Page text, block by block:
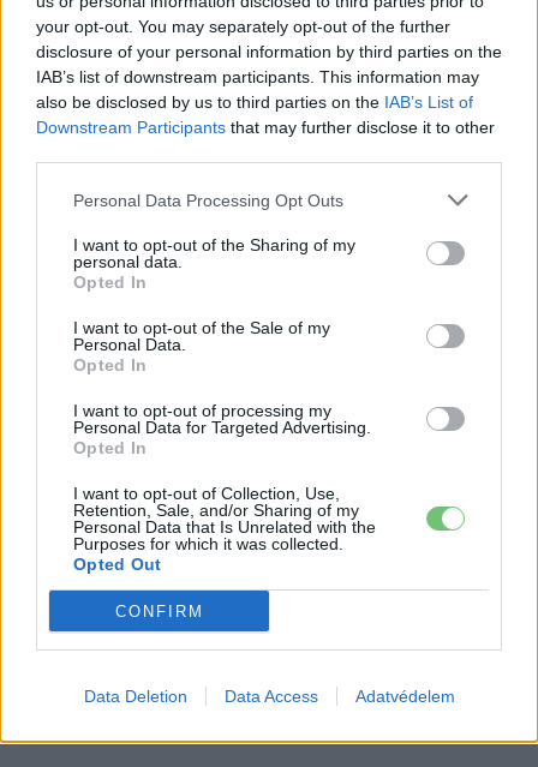
your opt-out. You may separately opt-out of the further
disclosure of your personal information by third parties on the
IAB’s list of downstream participants. This information may
also be disclosed by us to third parties on the IAB’s List of
Downstream Participants that may further disclose it to other
Personal Data Processing Opt Outs
I want to opt-out of the Sharing of my
personal data.
Opted In
I want to opt-out of the Sale of my
Personal Data.
Opted In
I want to opt-out of processing my
Personal Data for Targeted Advertising.
Opted In
I want to opt-out of Collection, Use,
Retention, Sale, and/or Sharing of my
Personal Data that Is Unrelated with the
Purposes for which it was collected.
Opted Out
CONFIRM
Data Deletion Data Access Adatvédelem
e-cars.hu
Elektromosan közlekedsz, vagy a váltáson töprengsz?
Érdekelnek a legfrissebb hírek az e-autók világából, vagy
foglalkoztatnak a legújabb fejlesztések az elektromosság és a
fenntarthatóság területén? Akkor jó helyen jársz!
KAPCSOLÓDÓ CIKKEK
Elektromos
Dánia utolérte Norvégiát: már náluk is
Akkumulátor
2,4 millió eurós programba kezdtek a
németek, hogy lekörözzék a kínai LFP-
gyártókat